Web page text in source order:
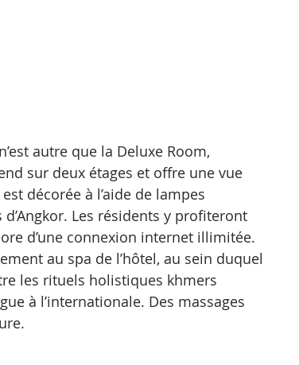
autre que la Deluxe Room,
sur deux étages et offre une vue
décorée à l’aide de lampes
Les résidents y profiteront
d’une connexion internet illimitée.
au spa de l’hôtel, au sein duquel
les rituels holistiques khmers
à l’internationale. Des massages